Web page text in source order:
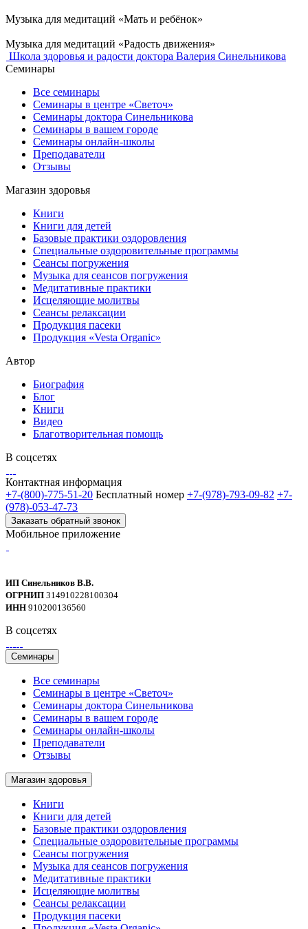
Музыка для медитаций «Мать и ребёнок»
Музыка для медитаций «Радость движения»
Школа здоровья и радости доктора Валерия Синельникова
Семинары
Все семинары
Семинары в центре «Светоч»
Семинары доктора Синельникова
Семинары в вашем городе
Семинары онлайн-школы
Преподаватели
Отзывы
Магазин здоровья
Книги
Книги для детей
Базовые практики оздоровления
Специальные оздоровительные программы
Сеансы погружения
Музыка для сеансов погружения
Медитативные практики
Исцеляющие молитвы
Сеансы релаксации
Продукция пасеки
Продукция «Vesta Organic»
Автор
Биография
Блог
Книги
Видео
Благотворительная помощь
В соцсетях
Контактная информация
+7-(800)-775-51-20 Бесплатный номер +7-(978)-793-09-82 +7-
(978)-053-47-73
Заказать обратный звонок
Мобильное приложение
ИП Синельников В.В.
ОГРНИП 314910228100304
ИНН 910200136560
В соцсетях
Семинары
Все семинары
Семинары в центре «Светоч»
Семинары доктора Синельникова
Семинары в вашем городе
Семинары онлайн-школы
Преподаватели
Отзывы
Магазин здоровья
Книги
Книги для детей
Базовые практики оздоровления
Специальные оздоровительные программы
Сеансы погружения
Музыка для сеансов погружения
Медитативные практики
Исцеляющие молитвы
Сеансы релаксации
Продукция пасеки